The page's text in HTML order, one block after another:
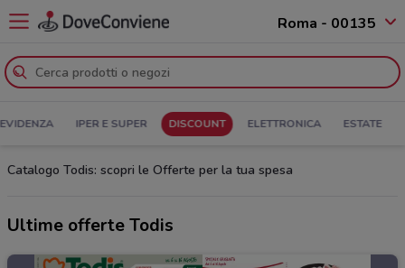
Roma - 00135
IPER E SUPER DISCOUNT ELETTRONICA ESTATE
Catalogo Todis: scopri le Offerte per la tua spesa
Ultime offerte Todis